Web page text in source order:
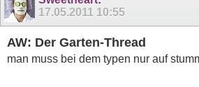
17.05.2011 10:55
AW: Der Garten-Thread
man muss bei dem typen nur auf